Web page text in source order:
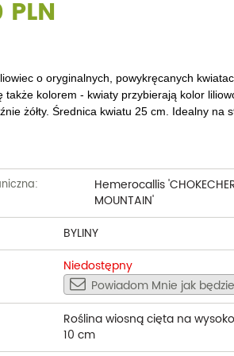
Piwonie
Pnącza
Różaneczniki
Tawuły i tawułki
Wisterie
Żarnowce
Pozostałe
o oryginalnych, powykręcanych
także kolorem - kwiaty przybierają kolor
żółty. Średnica kwiatu 25 cm. Idealny na
Hemerocallis
MOUNTAIN'
BYLINY
Niedostępny
Powiadom Mnie jak będzie
Roślina wiosną cięta na
10 cm